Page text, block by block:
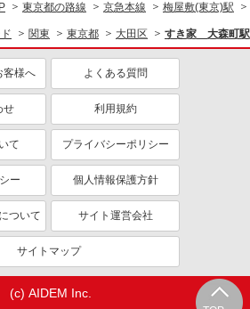
東京都の路線 京急本線 梅屋敷(東京)駅
関東 東京都 大田区 すき家 大森町駅
客様へ よくある質問
せ 利用規約
て プライバシーポリシー
ー 個人情報保護方針
ついて サイト運営会社
サイトマップ
(c) AIDEM Inc.